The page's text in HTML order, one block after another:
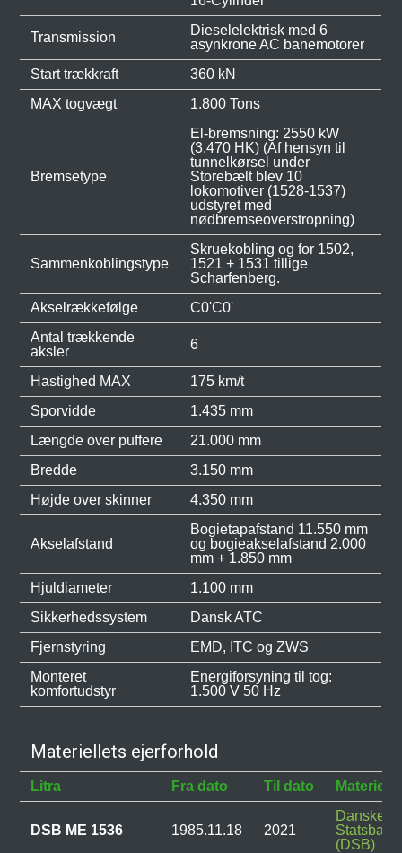
Transmission
Dieselelektrisk med 6
asynkrone AC banemotorer
Start trækkraft
360 kN
MAX togvægt
1.800 Tons
Bremsetype
El-bremsning: 2550 kW
(3.470 HK) (Af hensyn til
tunnelkørsel under
Storebælt blev 10
lokomotiver (1528-1537)
udstyret med
nødbremseoverstropning)
Sammenkoblingstype
Skruekobling og for 1502,
1521 + 1531 tillige
Scharfenberg.
Akselrækkefølge
C0'C0'
Antal trækkende
aksler
6
Hastighed MAX
175 km/t
Sporvidde
1.435 mm
Længde over puffere
21.000 mm
Bredde
3.150 mm
Højde over skinner
4.350 mm
Akselafstand
Bogietapafstand 11.550 mm
og bogieakselafstand 2.000
mm + 1.850 mm
Hjuldiameter
1.100 mm
Sikkerhedssystem
Dansk ATC
Fjernstyring
EMD, ITC og ZWS
Monteret
komfortudstyr
Energiforsyning til tog:
1.500 V 50 Hz
Materiellets ejerforhold
Litra Fra dato Til dato
DSB ME 1536 1985.11.18 2021
Danske
(DSB)